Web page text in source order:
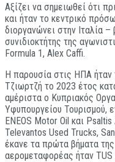
Αξίζει να σημειωθεί ότι
και ήταν το κεντρικό
διοργανώνει στην Ιταλία
συνιδιοκτήτης της
Formula 1, Alex Caffi.
Η παρουσία στις ΗΠΑ
Τζιωρτζή το 2023 έτος
αμέριστα ο Κυπριακός
Υφυπουργείου Τουρισμού,
ENEOS Motor Oil και
Televantos Used Trucks,
έκανε τα πρώτα βήματα
αερομεταφορέας ήταν TUS